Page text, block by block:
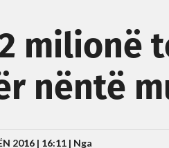
milionë
nëntë
2016 | 16:11 | Nga